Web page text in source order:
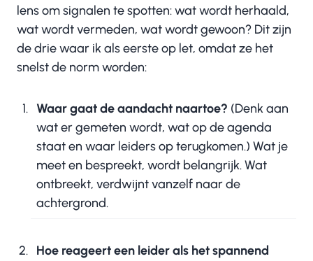
lens om signalen te spotten: wat wordt herhaald,
wat wordt vermeden, wat wordt gewoon? Dit zijn
de drie waar ik als eerste op let, omdat ze het
snelst de norm worden:
Waar gaat de aandacht naartoe? (Denk aan
wat er gemeten wordt, wat op de agenda
staat en waar leiders op terugkomen.) Wat je
meet en bespreekt, wordt belangrijk. Wat
ontbreekt, verdwijnt vanzelf naar de
achtergrond.
Hoe reageert een leider als het spannend